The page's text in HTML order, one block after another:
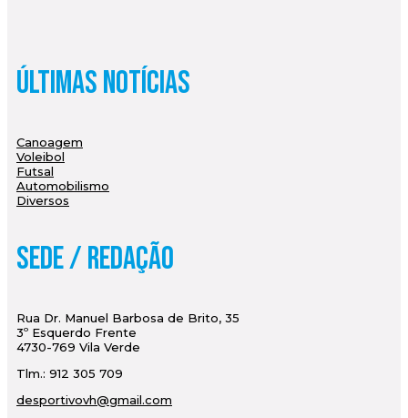
Últimas Notícias
Canoagem
Voleibol
Futsal
Automobilismo
Diversos
Sede / Redação
Rua Dr. Manuel Barbosa de Brito, 35
3º Esquerdo Frente
4730-769 Vila Verde
Tlm.: 912 305 709
desportivovh@gmail.com